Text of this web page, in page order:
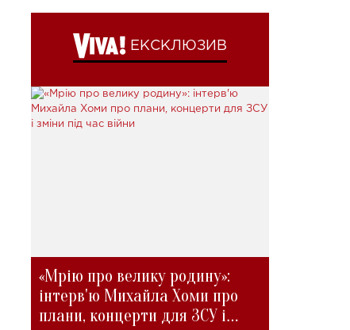
ЕКСКЛЮЗИВ
«Мрію про велику родину»:
інтерв'ю Михайла Хоми про
плани, концерти для ЗСУ і